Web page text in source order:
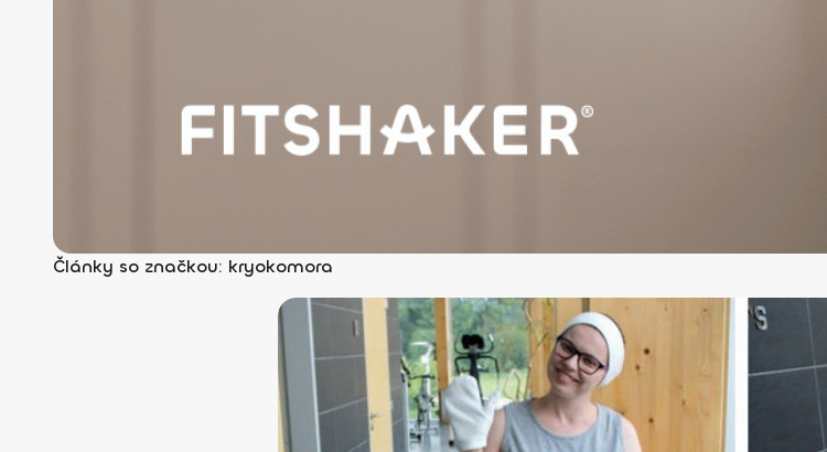
Články so značkou: kryokomora